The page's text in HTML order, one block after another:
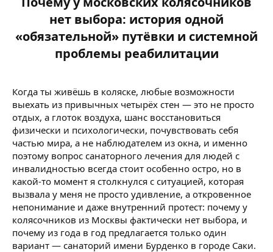
нет выбора: история одной
«обязательной» путёвки и системной
проблемы реабилитации​
Когда ты живёшь в коляске, любые возможности
выехать из привычных четырёх стен — это не просто
отдых, а глоток воздуха, шанс восстановиться
физически и психологически, почувствовать себя
частью мира, а не наблюдателем из окна, и именно
поэтому вопрос санаторного лечения для людей с
инвалидностью всегда стоит особенно остро, но в
какой-то момент я столкнулся с ситуацией, которая
вызвала у меня не просто удивление, а откровенное
непонимание и даже внутренний протест: почему у
колясочников из Москвы фактически нет выбора, и
почему из года в год предлагается только один
вариант — санаторий имени Бурденко в городе Саки.